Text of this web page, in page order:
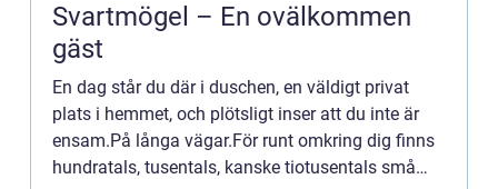
Svartmögel – En ovälkommen
gäst
En dag står du där i duschen, en väldigt privat
plats i hemmet, och plötsligt inser att du inte är
ensam.På långa vägar.För runt omkring dig finns
hundratals, tusentals, kanske tiotusentals små